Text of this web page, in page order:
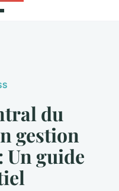
du
gestion
guide